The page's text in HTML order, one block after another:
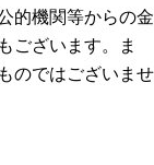
的機関等からの金
ございます。ま
のではございませ